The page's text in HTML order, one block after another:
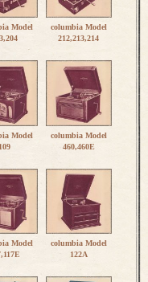
Model
columbia Model
212,213,214
Model
109
columbia Model
460,460E
Model
columbia Model
122A